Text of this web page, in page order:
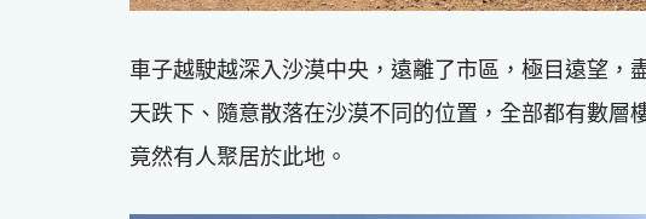
車子越駛越深入沙漠中央，遠離了市區，極目遠望，
天跌下、隨意散落在沙漠不同的位置，全部都有數層
竟然有人聚居於此地。